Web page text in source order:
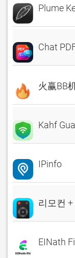
Plume
Chat
火赢BB
Kahf
IPinfo
리모컨 +
EINath